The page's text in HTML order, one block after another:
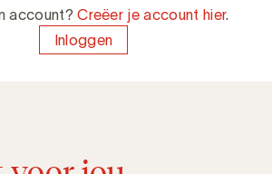
account?Creëer je account hier.
Inloggen